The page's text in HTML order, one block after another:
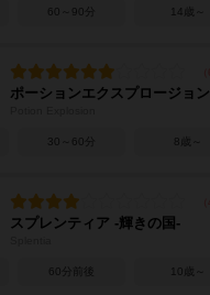
60～90分 14歳～
ポーションエクスプロージョン
30～60分 8歳～
スプレンティア -輝きの国-
60分前後 10歳～